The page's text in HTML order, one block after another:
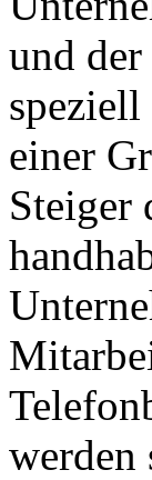
und
einer
Steiger
werden